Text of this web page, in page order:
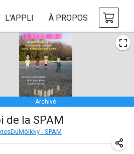
L'APPLI À PROPOS
Archivé
de la SPAM
- SPAM
Tournoi de Noël
2023|France
Indoor Polish Championship - Halowe Mistrzostwa Polski w Mölkky
2023 Pologne
Mixte ASPTTOM